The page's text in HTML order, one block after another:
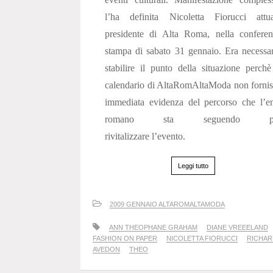
l’ha definita Nicoletta Fiorucci
presidente di Alta Roma, nella
stampa di sabato 31 gennaio. Era
stabilire il punto della situazione
calendario di AltaRomAltaModa non
immediata evidenza del percorso che
romano sta seguendo
rivitalizzare l’evento.
Leggi tutto
2009 GENNAIO ALTAROMALTAMODA
ANN THEOPHANE GRAHAM
DIANE VREEELAND
FASHION ON PAPER
NICOLETTA FIORUCCI
AVEDON
THEO